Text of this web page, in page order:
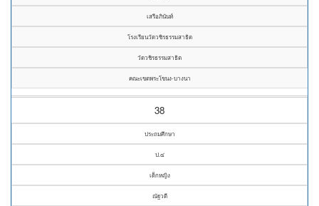
เสรีอภินันท์
โรงเรียนวัดวชิรธรรมสาธิต
วัดวชิรธรรมสาธิต
คณะเขตพระโขนง-บางนา
38
ประถมศึกษา
ป.๔
เด็กหญิง
ณัฐวดี